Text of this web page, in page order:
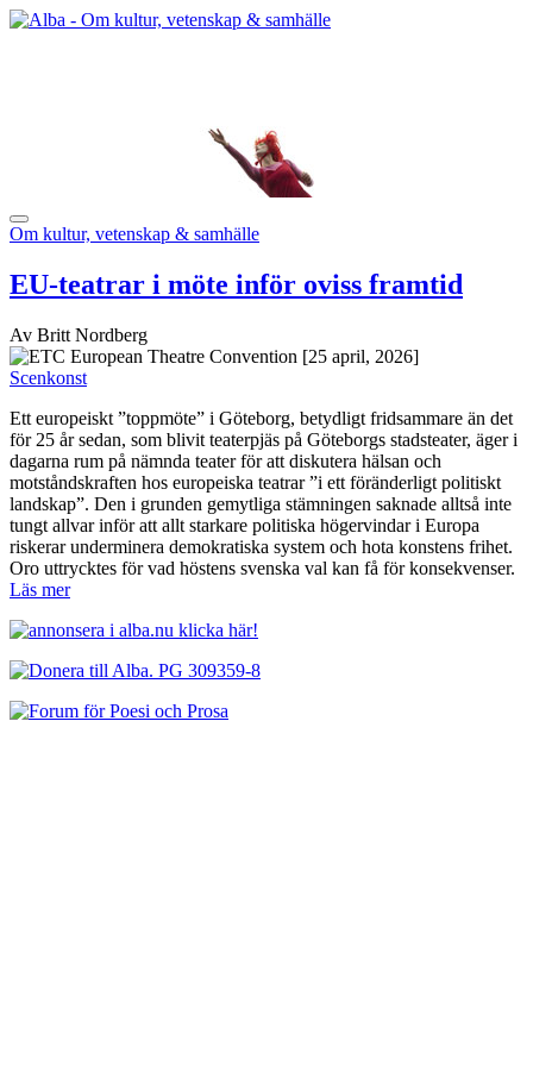
Om kultur, vetenskap & samhälle
EU-teatrar i möte inför oviss framtid
Av Britt Nordberg
[25 april, 2026]
Scenkonst
Ett europeiskt ”toppmöte” i Göteborg, betydligt fridsammare än det
för 25 år sedan, som blivit teaterpjäs på Göteborgs stadsteater, äger i
dagarna rum på nämnda teater för att diskutera hälsan och
motståndskraften hos europeiska teatrar ”i ett föränderligt politiskt
landskap”. Den i grunden gemytliga stämningen saknade alltså inte
tungt allvar inför att allt starkare politiska högervindar i Europa
riskerar underminera demokratiska system och hota konstens frihet.
Oro uttrycktes för vad höstens svenska val kan få för konsekvenser.
Läs mer